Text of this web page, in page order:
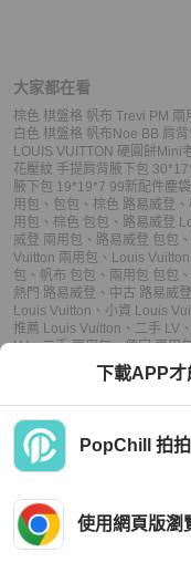
大家都在看
棕色 棋盤格 帆布 Trevi PM
白色 棋盤格 帆布Noe BB 肩
LOUIS VUITTON 硬圓餅Mini
花壓紋 手提肩背腋下包
腋下包 19*19*7 99新配件塵袋
用包 、 包包 、 棕色 路易威登 、
用包 、 棕色 包包 、 路易威登
威登 兩用包 、 路易威登 包包 、
Vuitton 兩用包 、 Louis Vuitton
包 、 帆布 包包 、 兩用包 包包 、
熱門 路易威登 、 中古 路易威登
Louis Vuitton 、 小資 Louis
推薦 Louis Vuitton 、 二手 LV 、
LV、二手 兩用包、便宜 兩用
二手 包包、便宜
下載APP才
PopChill 拍
使用網頁版瀏